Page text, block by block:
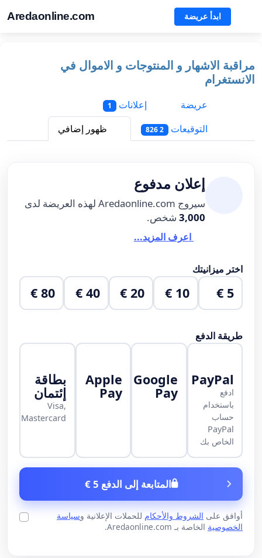
Aredaonline.com ابدأ عريضة
مراقبة الاشهار و المنتوجات و الاموال في
الانستغرام
عريضة
إعلانات 1
التوقيعات 2 826 ظهور إضافي
إعلان مدفوع
سيروج Aredaonline.com لهذه العريضة لدى
3,000 شخص.
اعرف المزيد...
اختر ميزانيتك
5 €
10 €
20 €
40 €
80 €
طريقة الدفع
PayPal
ادفع
باستخدام
حساب
PayPal
الخاص بك
Google
Pay
Apple
Pay
بطاقة
إئتمان
Visa,
Mastercard
المتابعة إلى الدفع 5 €
أوافق على الشروط والأحكام للحملات الإعلانية وسياسة
الخصوصية الخاصة بـ Aredaonline.com.